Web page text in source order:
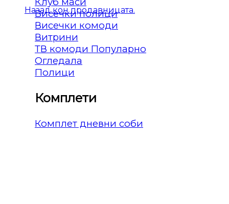
Назад кон продавницата.
Висечки полици
Висечки комоди
Витрини
ТВ комоди
Огледала
Полици
Комплети
Комплет дневни соби